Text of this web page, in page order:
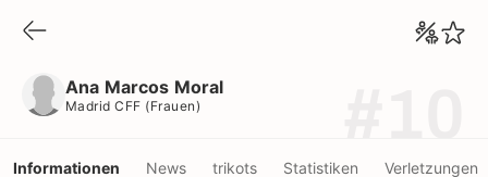
Ana Marcos Moral
Madrid CFF (frauen)
Informationen News trikots Statistiken Verletzungen